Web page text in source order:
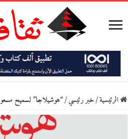
الرئيسية/خبر رئيسي/“هوشيلاجا” لسميح